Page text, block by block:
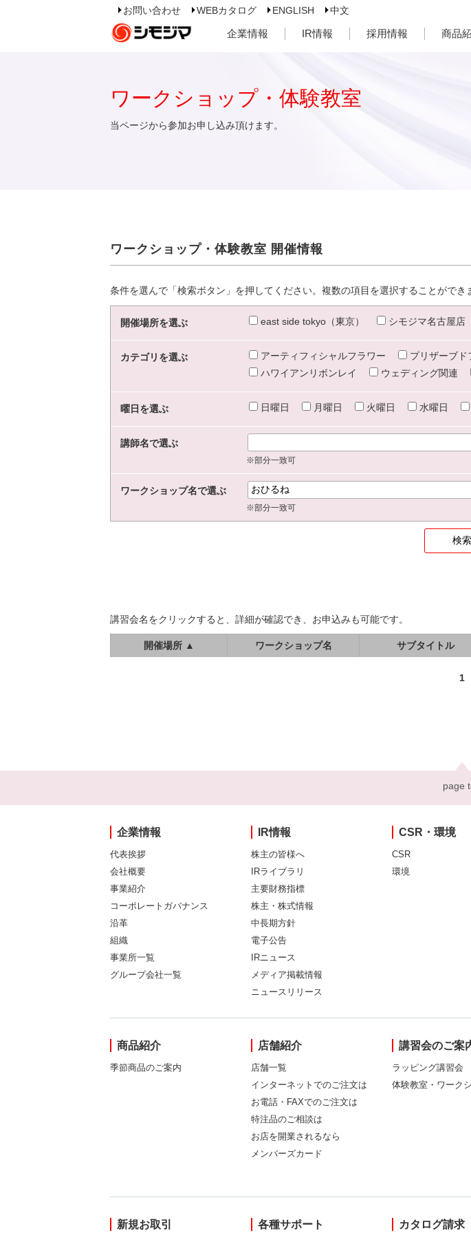
お問い合わせ WEBカタログ ENGLISH 中文
企業情報 IR情報 採用情報 商品
ワークショップ・体験教室
当ページから参加お申し込み頂けます。
ワークショップ・体験教室 開催情報
条件を選んで「検索ボタン」を押してください。複数の項目を選択することができ
開催場所を選ぶ east side tokyo（東京） シモジマ名古屋店
カテゴリを選ぶ アーティフィシャルフラワー プリザーブド
ハワイアンリボンレイ
ウェディング関連
曜日を選ぶ 日曜日 月曜日 火曜日 水曜日
講師名で選ぶ
※部分一致可
ワークショップ名で選ぶ
※部分一致可
講習会名をクリックすると、詳細が確認でき、お申込みも可能です。
開催場所 ▲ ワークショップ名 サブタイトル
1
page
企業情報
代表挨拶
会社概要
事業紹介
コーポレートガバナンス
沿革
組織
事業所一覧
グループ会社一覧
IR情報
株主の皆様へ
IRライブラリ
主要財務指標
株主・株式情報
中長期方針
電子公告
IRニュース
メディア掲載情報
ニュースリリース
CSR・環境
CSR
環境
商品紹介
季節商品のご案内
店舗紹介
店舗一覧
インターネットでのご注文は
お電話・FAXでのご注文は
特注品のご相談は
お店を開業されるなら
メンバーズカード
講習会のご案
ラッピング講習会
体験教室・ワーク
新規お取引 各種サポート カタログ請求